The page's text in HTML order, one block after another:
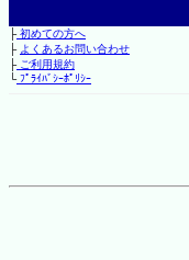
├初めての方へ
├ よくあるお問い合わせ
├ご利用規約
└ﾌﾟﾗｲﾊﾞｼｰﾎﾟﾘｼｰ